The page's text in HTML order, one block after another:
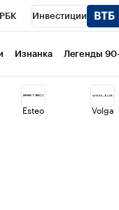
Инвестиции
проекты Город
Франшизы
Изнанка Легенды
Esteo Volga